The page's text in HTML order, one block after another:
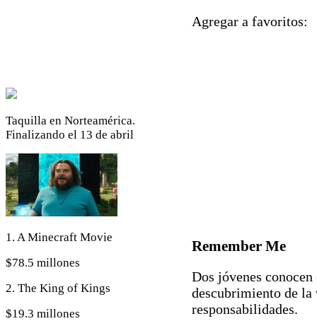
Taquilla en Norteamérica.
Finalizando el 13 de abril
1. A Minecraft Movie
$78.5 millones
2. The King of Kings
$19.3 millones
Agregar a
Remember Me
Dos jóvenes
descubrimiento de
responsabilidades.